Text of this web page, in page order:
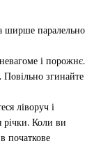
ширше паралельно
і порожнє.
Повільно згинайте
ліворуч і
річки. Коли ви
початкове